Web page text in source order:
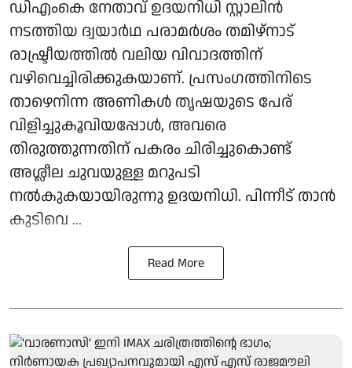
ഡിഎംകെ നേതാവ് ഉദയനിധി സ്റ്റാലിൻ
നടത്തിയ ദ്വയാർഥ പരാമർശം തമിഴ്‌നാട്
രാഷ്ട്രീയത്തിൽ വലിയ വിവാദത്തിന്
വഴിവെച്ചിരിക്കുകയാണ്. പ്രസംഗത്തിനിടെ
താഴെനിന്ന അണികൾ തൃഷയുടെ പേര്
വിളിച്ചുകൂവിയപ്പോൾ, അവരെ
തിരുത്തുന്നതിന് പകരം ചിരിച്ചുകൊണ്ട്
അശ്ലീല ചുവയുള്ള മറുപടി
നൽകുകയായിരുന്നു ഉദയനിധി. പിന്നീട് താൻ
കുടിവെ ...
Read More